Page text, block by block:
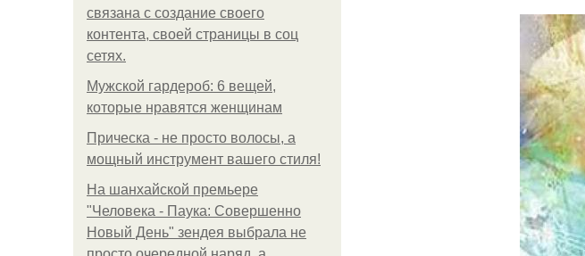
связана с создание своего
контента, своей страницы в соц
сетях.
Мужской гардероб: 6 вещей,
которые нравятся женщинам
Прическа - не просто волосы, а
мощный инструмент вашего стиля!
На шанхайской премьере
"Человека - Паука: Совершенно
Новый День" зендея выбрала не